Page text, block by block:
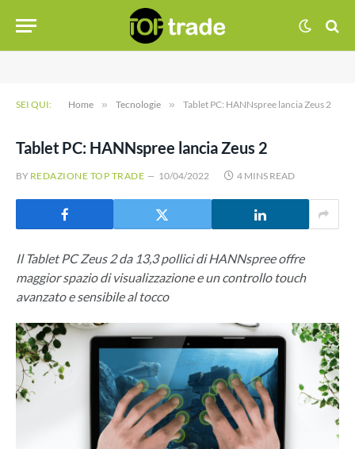
SEI QUI: Home » Tecnologie » Tablet PC: HANNspree lancia Zeus 2
Tablet PC: HANNspree lancia Zeus 2
BY REDAZIONE TOP TRADE 10/04/2022 4 MINS READ
Il Tablet PC Zeus 2 da 13,3 pollici di HANNspree offre
maggior spazio di visualizzazione e un controllo touch
avanzato e sensibile al tocco